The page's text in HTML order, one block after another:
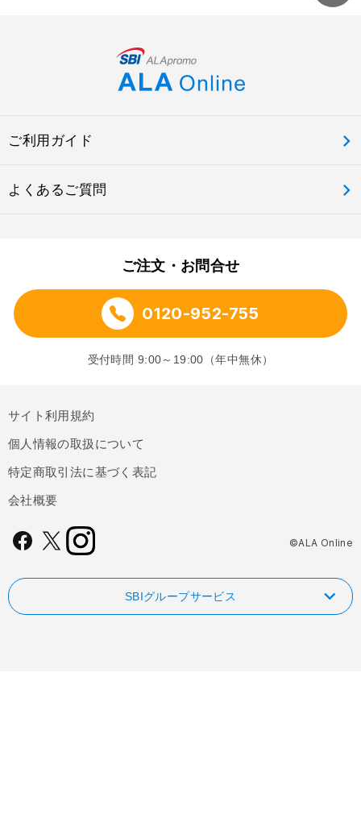
ご利用ガイド
よくあるご質問
ご注文・お問合せ
0120-952-755
受付時間 9:00～19:00（年中無休）
サイト利用規約
個人情報の取扱について
特定商取引法に基づく表記
会社概要
©ALA Online
SBIグループサービス